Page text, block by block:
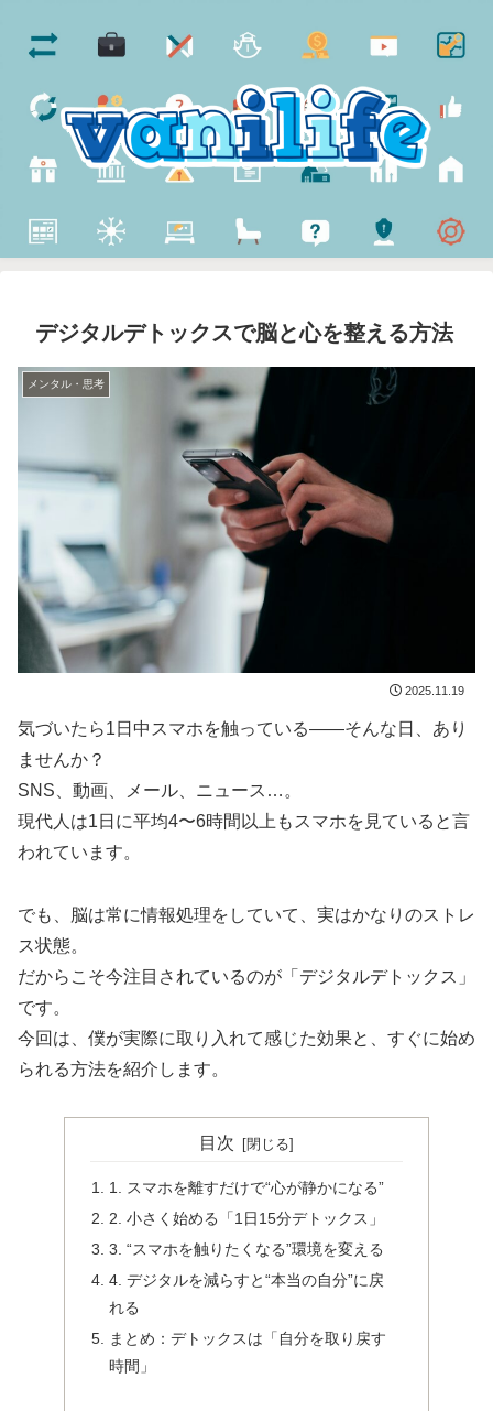
デジタルデトックスで脳と心を整える方法
メンタル・思考
2025.11.19
気づいたら1日中スマホを触っている——そんな日、あり
ませんか？
SNS、動画、メール、ニュース…。
現代人は1日に平均4〜6時間以上もスマホを見ていると言
われています。
でも、脳は常に情報処理をしていて、実はかなりのストレ
ス状態。
だからこそ今注目されているのが「デジタルデトックス」
です。
今回は、僕が実際に取り入れて感じた効果と、すぐに始め
られる方法を紹介します。
目次
1. スマホを離すだけで“心が静かになる”
2. 小さく始める「1日15分デトックス」
3. “スマホを触りたくなる”環境を変える
4. デジタルを減らすと“本当の自分”に戻
れる
まとめ：デトックスは「自分を取り戻す
時間」